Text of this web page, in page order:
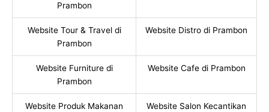
Prambon
Website Tour & Travel di
Prambon
Website Distro di Prambon
Website Furniture di
Prambon
Website Cafe di Prambon
Website Produk Makanan
Website Salon Kecantikan